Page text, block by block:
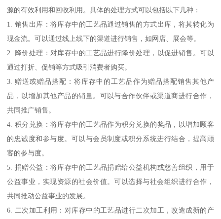
源的有效利用和回收利用。具体的处理方式可以包括以下几种：
1. 销售出库：将库存中的工艺品通过销售的方式出库，将其转化为
现金流。可以通过线上线下的渠道进行销售，如网店、展会等。
2. 降价处理：对库存中的工艺品进行降价处理，以促进销售。可以
通过打折、促销等方式吸引消费者购买。
3. 赠送或赠品搭配：将库存中的工艺品作为赠品搭配销售其他产
品，以增加其他产品的销量。可以与合作伙伴或渠道商进行合作，
共同推广销售。
4. 积分兑换：将库存中的工艺品作为积分兑换的奖品，以增加顾客
的忠诚度和参与度。可以与会员制度或积分系统进行结合，提高顾
客的参与度。
5. 捐赠公益：将库存中的工艺品捐赠给公益机构或慈善组织，用于
公益事业，实现资源的社会价值。可以选择与社会组织进行合作，
共同推动公益事业的发展。
6. 二次加工利用：对库存中的工艺品进行二次加工，改造成新的产